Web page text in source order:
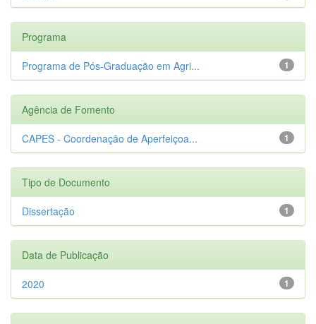
Programa
1
Programa de Pós-Graduação em Agri...
Agência de Fomento
1
CAPES - Coordenação de Aperfeiçoa...
Tipo de Documento
1
Dissertação
Data de Publicação
1
2020